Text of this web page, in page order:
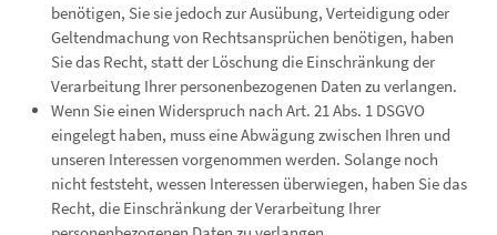
benötigen, Sie sie jedoch zur Ausübung, Verteidigung oder
Geltendmachung von Rechtsansprüchen benötigen, haben
Sie das Recht, statt der Löschung die Einschränkung der
Verarbeitung Ihrer personenbezogenen Daten zu verlangen.
Wenn Sie einen Widerspruch nach Art. 21 Abs. 1 DSGVO
eingelegt haben, muss eine Abwägung zwischen Ihren und
unseren Interessen vorgenommen werden. Solange noch
nicht feststeht, wessen Interessen überwiegen, haben Sie das
Recht, die Einschränkung der Verarbeitung Ihrer